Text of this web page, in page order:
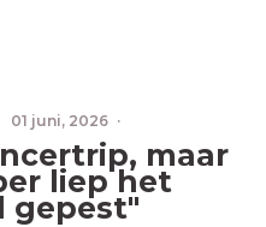
01 juni, 2026 ·
maar
liep het
gepest"